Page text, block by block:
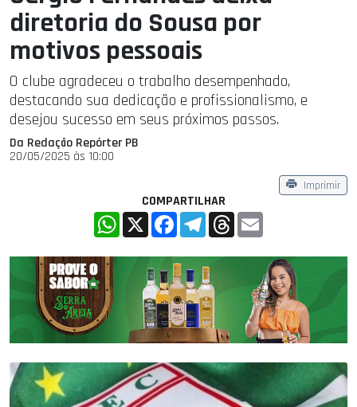
diretoria do Sousa por
motivos pessoais
O clube agradeceu o trabalho desempenhado,
destacando sua dedicação e profissionalismo, e
desejou sucesso em seus próximos passos.
Da Redação Repórter PB
20/05/2025 às 10:00
Imprimir
COMPARTILHAR
WhatsApp
X FacebookTelegramThreads